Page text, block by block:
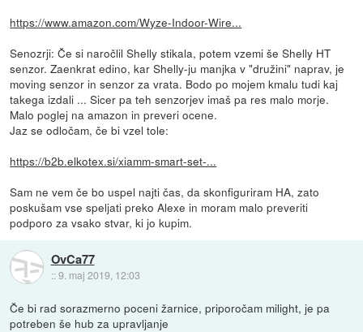
https://www.amazon.com/Wyze-Indoor-Wire...
Senozrji: Če si naročlil Shelly stikala, potem vzemi še Shelly HT
senzor. Zaenkrat edino, kar Shelly-ju manjka v "družini" naprav, je
moving senzor in senzor za vrata. Bodo po mojem kmalu tudi kaj
takega izdali ... Sicer pa teh senzorjev imaš pa res malo morje.
Malo poglej na amazon in preveri ocene.
Jaz se odločam, če bi vzel tole:
https://b2b.elkotex.si/xiamm-smart-set-...
Sam ne vem če bo uspel najti čas, da skonfiguriram HA, zato
poskušam vse speljati preko Alexe in moram malo preveriti
podporo za vsako stvar, ki jo kupim.
OvCa77
::9. maj 2019, 12:03
Če bi rad sorazmerno poceni žarnice, priporočam milight, je pa
potreben še hub za upravljanje